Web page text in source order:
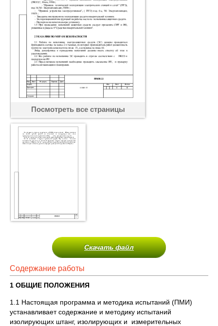
Посмотреть все страницы
Скачать файл
Содержание работы
1 ОБЩИЕ ПОЛОЖЕНИЯ
1.1 Настоящая программа и методика испытаний (ПМИ)
устанавливает содержание и методику испытаний
изолирующих штанг, изолирующих и измерительных